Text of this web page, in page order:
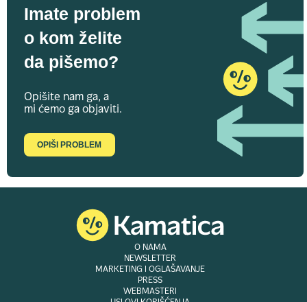
Imate problem
o kom želite
da pišemo?
Opišite nam ga, a
mi ćemo ga objaviti.
OPIŠI PROBLEM
O NAMA
NEWSLETTER
MARKETING I OGLAŠAVANJE
PRESS
WEBMASTERI